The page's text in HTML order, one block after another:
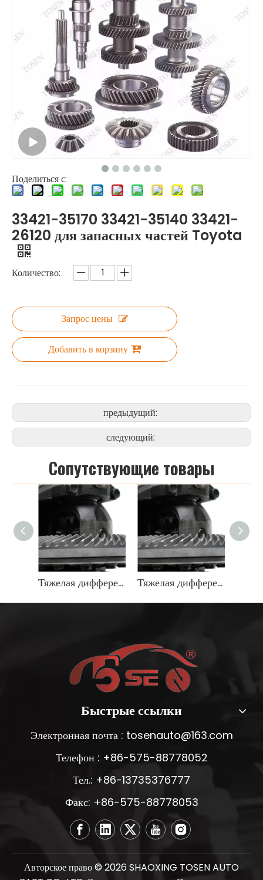
Поделиться с:
33421-35170 33421-35140 33421-
26120 для запасных частей Toyota
Количество:
Запрос цены
Добавить в корзину
предыдущий:
следующий:
Cопутствующие товары
Тяжелая дифференциальная передача OEM 9071666 Тяжелая дифференциальная передача OEM 9071666
Быстрые ссылки
Электронная почта : tosenauto@163.com
Телефон : +86-575-88778052
Тел.: +86-13735376777
Факс: +86-575-88778053
Авторское право ©2026 SHAOXING TOSEN AUTO